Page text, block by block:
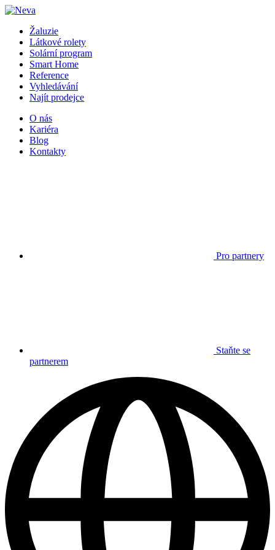
Žaluzie
Látkové rolety
Solární program
Smart Home
Reference
Vyhledávání
Najít prodejce
O nás
Kariéra
Blog
Kontakty
Pro partnery
Staňte se
partnerem